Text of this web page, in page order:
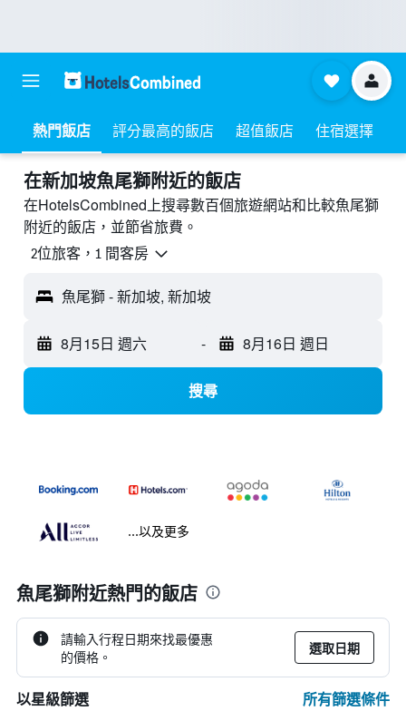
熱門飯店 評分最高的飯店 超值飯店 住宿選擇
​在新加坡魚尾獅附近​的飯店
在HotelsCombined上搜尋數百個旅遊網站和比較魚尾獅
附近的飯店，並節省旅費。
2位旅客，1 間客房
魚尾獅 - 新加坡, 新加坡
8月15日 週六 - 8月16日 週日
搜尋
...以及更多
魚尾獅附近熱門的飯店
請輸入行程日期來找最優惠
的價格。
選取日期
以星級篩選 所有篩選條件